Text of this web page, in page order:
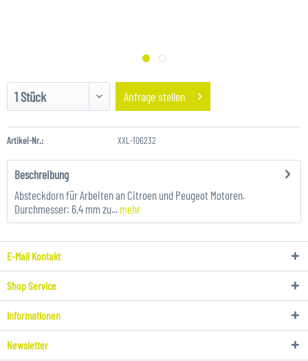
Anfrage stellen
Artikel-Nr.: XXL-106232
Beschreibung
Absteckdorn für Arbeiten an Citroen und Peugeot Motoren.
Durchmesser: 6,4 mm zu... mehr
E-Mail Kontakt
Shop Service
Informationen
Newsletter